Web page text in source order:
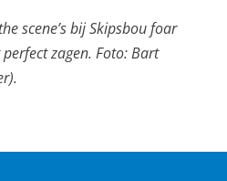
scene’s bij Skipsbou foar
zagen. Foto: Bart